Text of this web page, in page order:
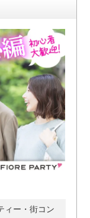
ィー・街コン